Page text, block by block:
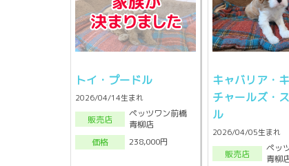
トイ・プードル
2026/04/14生まれ
販売店
ペッツワン前橋
青柳店
価格
238,000円
キャバリア・
チャールズ・
ル
2026/04/05生まれ
販売店
ペッ
青柳